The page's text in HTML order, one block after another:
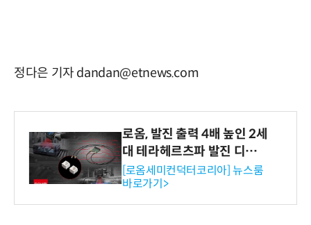
정다은 기자 dandan@etnews.com
로옴, 발진 출력 4배 높인 2세
대 테라헤르츠파 발진 디바이
스 개발
[로옴세미컨덕터코리아] 뉴스룸
바로가기>